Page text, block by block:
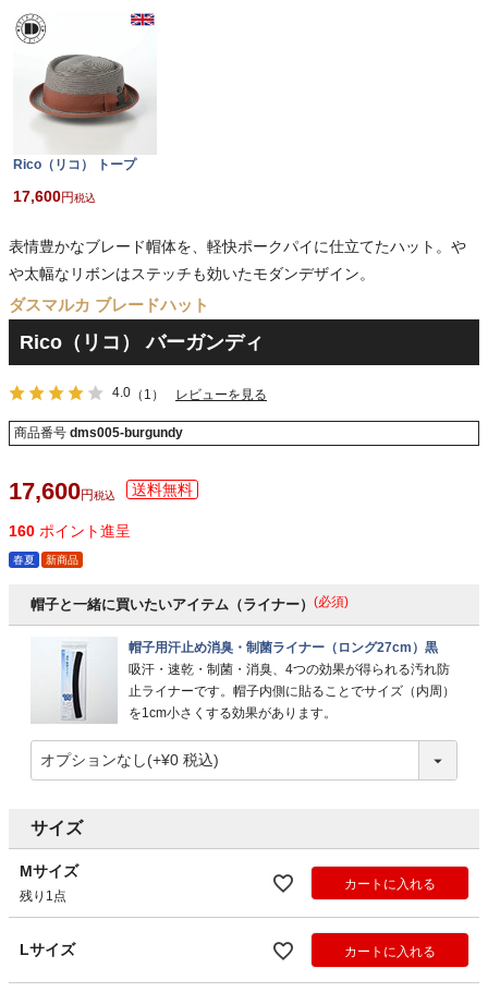
Rico（リコ） トープ
17,600 税込
表情豊かなブレード帽体を、軽快ポークパイに仕立てたハット。や
や太幅なリボンはステッチも効いたモダンデザイン。
ダスマルカ ブレードハット
Rico（リコ） バーガンディ
4.0 （1） レビューを見る
商品番号 dms005-burgundy
17,600 税込
160 ポイント進呈
春夏 新商品
帽子と一緒に買いたいアイテム（ライナー） (必須)
帽子用汗止め消臭・制菌ライナー（ロング27cm）黒
吸汗・速乾・制菌・消臭、4つの効果が得られる汚れ防
止ライナーです。帽子内側に貼ることでサイズ（内周）
を1cm小さくする効果があります。
サイズ
Mサイズ
残り1点
カートに入れる
Lサイズ カートに入れる